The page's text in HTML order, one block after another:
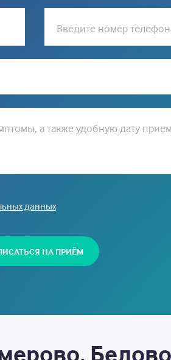
Введите номер
а также удобную дату
данных
НА ПРИЁМ